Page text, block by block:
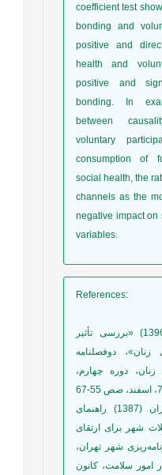
coefficient test
bonding and
positive and
health and
positive and
bonding. In
between
voluntary
consumption of
social health, the
channels as the
negative impact on
variables.
References:
ابراهیمی، فاطمه سادات (1396) «بررسی تأثیر
دوفصلنامه
دوره چهارم،
امیرخانی، محمدامیر و دیگران (1387) راهنمای
شهر برای ارتقای
شهر تهران،
امور سلامت، كانون